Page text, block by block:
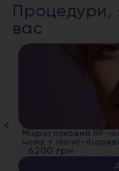
Процедури,
вас
Мікроголковий RF-
чола + пілінг-
6200 грн